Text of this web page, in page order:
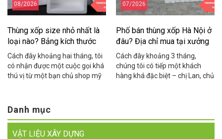
08/2026
Thùng xốp size nhỏ nhất là
loại nào? Bảng kích thước
chuẩn
Cách đây khoảng hai tháng, tôi
có nhận được một cuộc gọi khá
thú vị từ một bạn chủ shop mỹ
hàng yến sào mà thùng to quá,
khách nhận hàng cứ hỏi sao
thùng rỗng nửa, nhìn không
chuyên nghiệp, […]
07/2026
Phố bán thùng xốp Hà Nội ở
đâu? Địa chỉ mua tại xưởng
giá rẻ
Cách đây khoảng 3 tháng,
chúng tôi có tiếp một khách
hàng khá đặc biệt – chị Lan, chủ
Yên Phụ để mua thùng xốp lẻ,
Danh mục
VẬT LIỆU XÂY DỰNG